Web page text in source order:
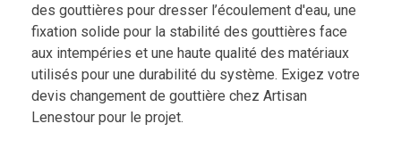
des gouttières pour dresser l’écoulement d'eau, une
fixation solide pour la stabilité des gouttières face
aux intempéries et une haute qualité des matériaux
utilisés pour une durabilité du système. Exigez votre
devis changement de gouttière chez Artisan
Lenestour pour le projet.